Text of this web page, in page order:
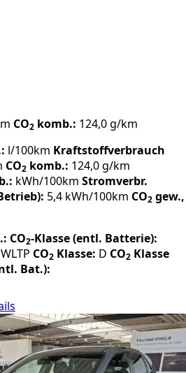
CO2 komb.: 124,0 g/km
l/100km Kraftstoffverbrauch
CO2 komb.: 124,0 g/km
kWh/100km Stromverbr.
5,4 kWh/100km CO2 gew.,
CO2-Klasse (entl. Batterie):
WLTP CO2 Klasse: D CO2 Klasse
Bat.):